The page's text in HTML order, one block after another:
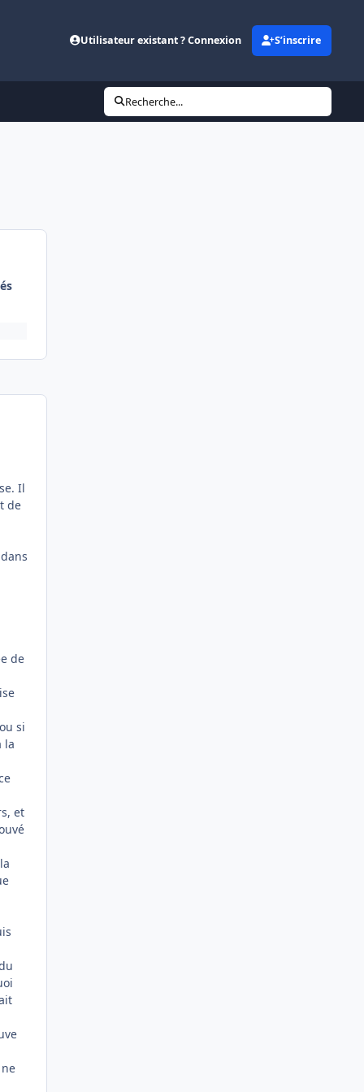
Utilisateur existant ? Connexion S’inscrire
Recherche...
Il
de
de
si
la
et